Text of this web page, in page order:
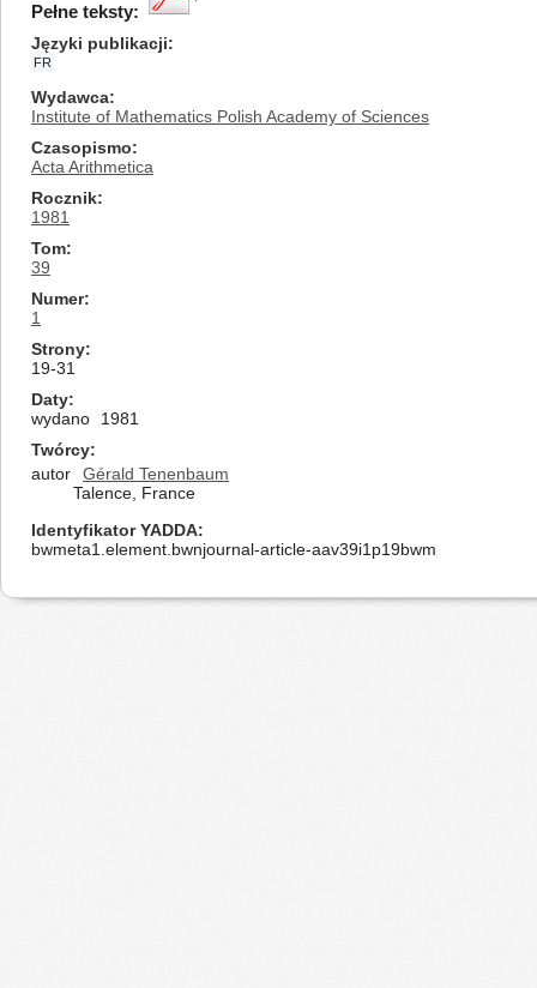
Pełne teksty:
Języki publikacji
FR
Wydawca
Institute of Mathematics Polish Academy of Sciences
Czasopismo
Acta Arithmetica
Rocznik
1981
Tom
39
Numer
1
Strony
19-31
Daty
wydano
1981
Twórcy
autor
Gérald Tenenbaum
Talence, France
Identyfikator YADDA
bwmeta1.element.bwnjournal-article-aav39i1p19bwm